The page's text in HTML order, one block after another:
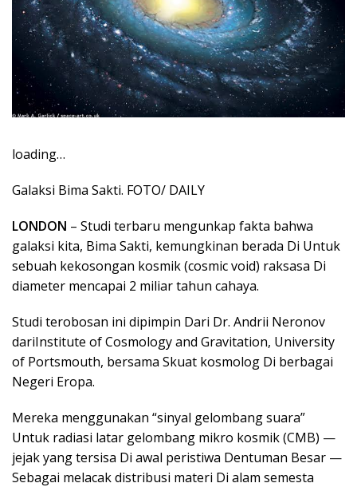
loading…
Galaksi Bima Sakti. FOTO/ DAILY
LONDON – Studi terbaru mengunkap fakta bahwa
galaksi kita, Bima Sakti, kemungkinan berada Di Untuk
sebuah kekosongan kosmik (cosmic void) raksasa Di
diameter mencapai 2 miliar tahun cahaya.
Studi terobosan ini dipimpin Dari Dr. Andrii Neronov
dariInstitute of Cosmology and Gravitation, University
of Portsmouth, bersama Skuat kosmolog Di berbagai
Negeri Eropa.
Mereka menggunakan “sinyal gelombang suara”
Untuk radiasi latar gelombang mikro kosmik (CMB) —
jejak yang tersisa Di awal peristiwa Dentuman Besar —
Sebagai melacak distribusi materi Di alam semesta